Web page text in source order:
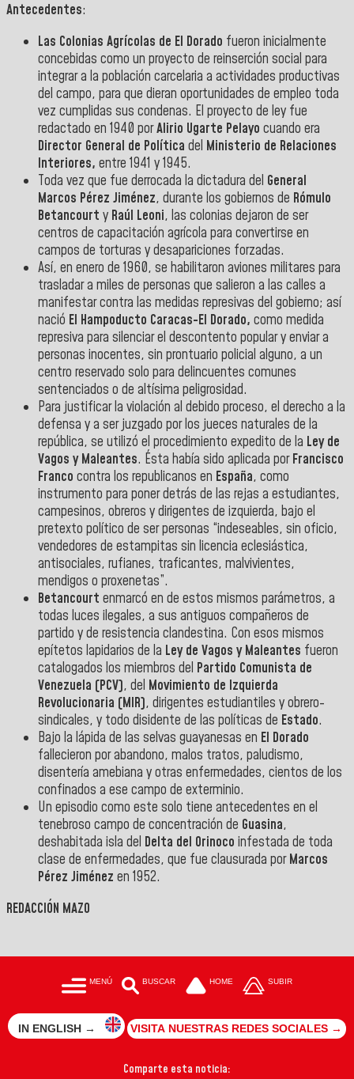
Antecedentes:
Las Colonias Agrícolas de El Dorado fueron inicialmente
concebidas como un proyecto de reinserción social para
integrar a la población carcelaria a actividades productivas
del campo, para que dieran oportunidades de empleo toda
vez cumplidas sus condenas. El proyecto de ley fue
redactado en 1940 porAlirio Ugarte Pelayo cuando era
Director General de Política del Ministerio de Relaciones
Interiores, entre 1941 y 1945.
Toda vez que fue derrocada la dictadura del General
Marcos Pérez Jiménez, durante los gobiernos de Rómulo
Betancourt y Raúl Leoni, las colonias dejaron de ser
centros de capacitación agrícola para convertirse en
campos de torturas y desapariciones forzadas.
Así, en enero de 1960, se habilitaron aviones militares para
trasladar a miles de personas que salieron a las calles a
manifestar contra las medidas represivas del gobierno; así
nació El Hampoducto Caracas-El Dorado, como medida
represiva para silenciar el descontento popular y enviar a
personas inocentes, sin prontuario policial alguno, a un
centro reservado solo para delincuentes comunes
sentenciados o de altísima peligrosidad.
Para justificar la violación al debido proceso, el derecho a la
defensa y a ser juzgado por los jueces naturales de la
república, se utilizó el procedimiento expedito de la Ley de
Vagos y Maleantes. Ésta había sido aplicada por Francisco
Franco contra los republicanos en España, como
instrumento para poner detrás de las rejas a estudiantes,
campesinos, obreros y dirigentes de izquierda, bajo el
pretexto político de ser personas “indeseables, sin oficio,
vendedores de estampitas sin licencia eclesiástica,
antisociales, rufianes, traficantes, malvivientes,
mendigos o proxenetas”.
Betancourt enmarcó en de estos mismos parámetros, a
todas luces ilegales, a sus antiguos compañeros de
partido y de resistencia clandestina. Con esos mismos
epítetos lapidarios de la Ley de Vagos y Maleantes fueron
catalogados los miembros del Partido Comunista de
Venezuela (PCV), del Movimiento de Izquierda
Revolucionaria (MIR), dirigentes estudiantiles y obrero-
sindicales, y todo disidente de las políticas de Estado.
Bajo la lápida de las selvas guayanesas en El Dorado
fallecieron por abandono, malos tratos, paludismo,
disentería amebiana y otras enfermedades, cientos de los
confinados a ese campo de exterminio.
Un episodio como este solo tiene antecedentes en el
tenebroso campo de concentración de Guasina,
deshabitada isla del Delta del Orinoco infestada de toda
clase de enfermedades, que fue clausurada por Marcos
Pérez Jiménez en 1952.
REDACCIÓN MAZO
MENÚ BUSCAR HOME SUBIR
IN ENGLISH → VISITA NUESTRAS REDES SOCIALES →
Comparte esta noticia: